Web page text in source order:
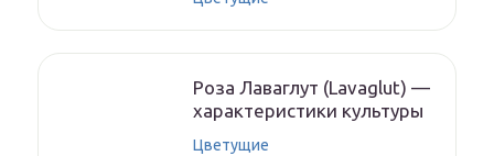
Роза Лаваглут (Lavaglut) —
характеристики культуры
Цветущие